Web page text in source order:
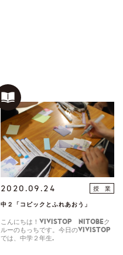
2020.09.24 授 業
中２「コピックとふれあおう」
こんにちは！VIVISTOP NITOBEク
ルーのもっちです。今日のVIVISTOP
では、中学２年生…